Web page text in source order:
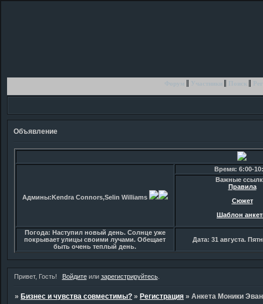
Объявление
Админы:Kendra Connors,Selin Williams
Время: 6:00-
Важные
Правила
Сюжет
Шаблон
Погода: Наступил новый день. Солнце уже
покрывает улицы своими лучами. Обещает
быть очень теплый день.
Дата: 31 августа.
Привет, Гость! Войдитеили зарегистрируйтесь.
» Бизнес и чувства совместимы? » Регистрация »Анкета Моники